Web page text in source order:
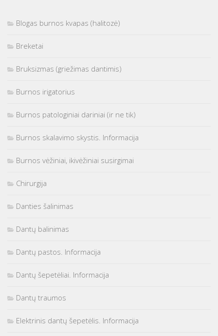
Blogas burnos kvapas (halitozė)
Breketai
Bruksizmas (griežimas dantimis)
Burnos irigatorius
Burnos patologiniai dariniai (ir ne tik)
Burnos skalavimo skystis. Informacija
Burnos vėžiniai, ikivėžiniai susirgimai
Chirurgija
Danties šalinimas
Dantų balinimas
Dantų pastos. Informacija
Dantų šepetėliai. Informacija
Dantų traumos
Elektrinis dantų šepetėlis. Informacija